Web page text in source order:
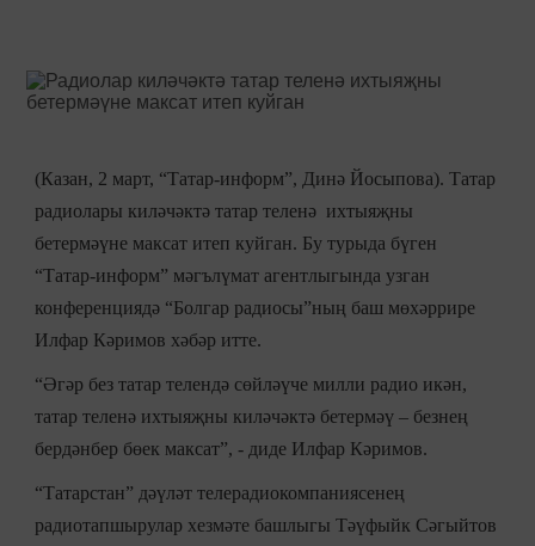
(Казан, 2 март, “Татар-информ”, Динә Йосыпова). Татар
радиолары киләчәктә татар теленә ихтыяҗны
бетермәүне максат итеп куйган. Бу турыда бүген
“Татар-информ” мәгълүмат агентлыгында узган
конференциядә “Болгар радиосы”ның баш мөхәррире
Илфар Кәримов хәбәр итте.
“Әгәр без татар телендә сөйләүче милли радио икән,
татар теленә ихтыяҗны киләчәктә бетермәү – безнең
бердәнбер бөек максат”, - диде Илфар Кәримов.
“Татарстан” дәүләт телерадиокомпаниясенең
радиотапшырулар хезмәте башлыгы Тәүфыйк Сәгыйтов